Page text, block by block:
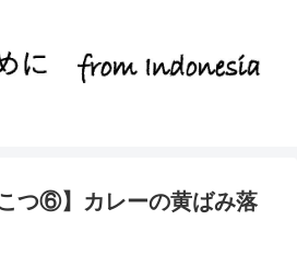
つ⑥】カレーの黄ばみ落